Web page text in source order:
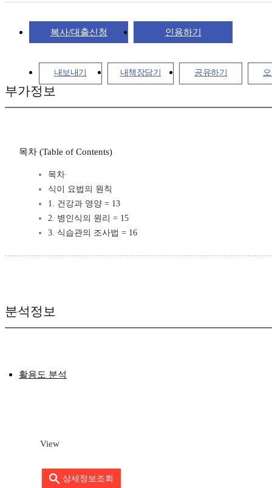
복사/대출신청 인용하기
내보내기 내책장담기 공유하기
부가정보
목차 (Table of Contents)
목차
식이 요법의 원칙
1. 건강과 영양 = 13
2. 병인식의 원리 = 15
3. 식습관의 조사법 = 16
분석정보
활용도 분석
View
상세정보조회